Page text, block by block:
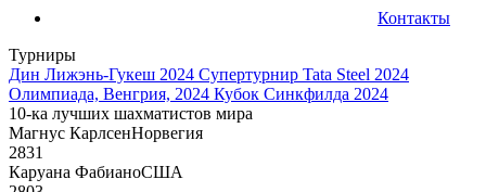
Контакты
Турниры
Дин Лижэнь-Гукеш 2024 Супертурнир Tata Steel 2024
Олимпиада, Венгрия, 2024 Кубок Синкфилда 2024
10-ка лучших шахматистов мира
Магнус КарлсенНорвегия
2831
Каруана ФабианоСША